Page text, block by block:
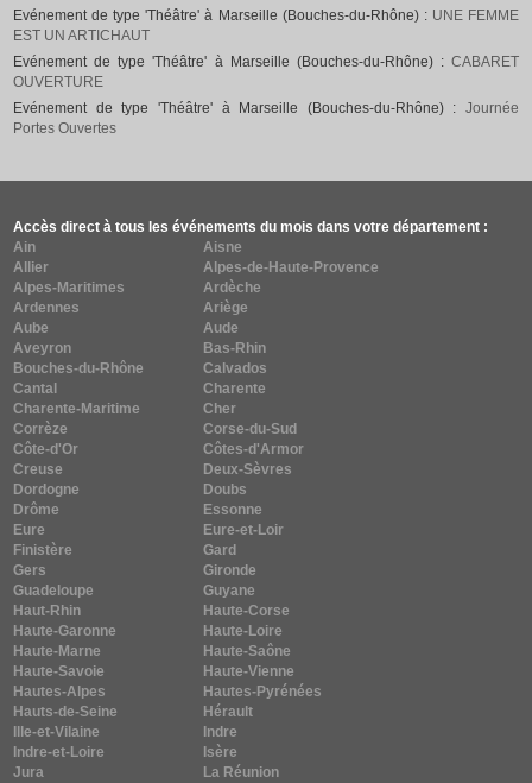
Evénement de type 'Théâtre' à Marseille (Bouches-du-Rhône) : UNE FEMME
EST UN ARTICHAUT
Evénement de type 'Théâtre' à Marseille (Bouches-du-Rhône) : CABARET
OUVERTURE
Evénement de type 'Théâtre' à Marseille (Bouches-du-Rhône) : Journée
Portes Ouvertes
Accès direct à tous les événements du mois dans votre département :
Ain
Aisne
Allier
Alpes-de-Haute-Provence
Alpes-Maritimes
Ardèche
Ardennes
Ariège
Aube
Aude
Aveyron
Bas-Rhin
Bouches-du-Rhône
Calvados
Cantal
Charente
Charente-Maritime
Cher
Corrèze
Corse-du-Sud
Côte-d'Or
Côtes-d'Armor
Creuse
Deux-Sèvres
Dordogne
Doubs
Drôme
Essonne
Eure
Eure-et-Loir
Finistère
Gard
Gers
Gironde
Guadeloupe
Guyane
Haut-Rhin
Haute-Corse
Haute-Garonne
Haute-Loire
Haute-Marne
Haute-Saône
Haute-Savoie
Haute-Vienne
Hautes-Alpes
Hautes-Pyrénées
Hauts-de-Seine
Hérault
Ille-et-Vilaine
Indre
Indre-et-Loire
Isère
Jura
La Réunion